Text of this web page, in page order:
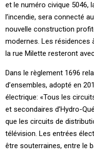
et le numéro civique 5046,
l’incendie, sera connecté
nouvelle construction
modernes. Les résidences
la rue Milette resteront
Dans le règlement 1696
d’ensembles, adopté en
électrique: «Tous les
et secondaires d’Hydro-
que les circuits de
télévision. Les entrées
être souterraines, entre le